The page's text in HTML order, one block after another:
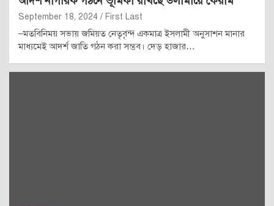
September 18, 2024 First Last
–মতবিনিময় সভায় জমিয়ত নেতৃবৃন্দ একমাত্র ইসলামী অনুসাশন মানার
মাধ্যমেই আদর্শ জাতি গঠন করা সম্ভব। দেড় হাজার…